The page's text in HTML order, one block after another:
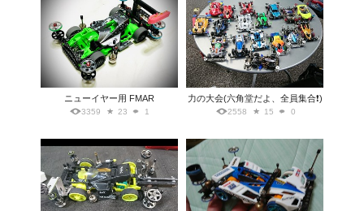
ニューイヤー用 FMAR
3359 23 1
力の大会(六角堂だよ、全員集合❗)
2558 15 0